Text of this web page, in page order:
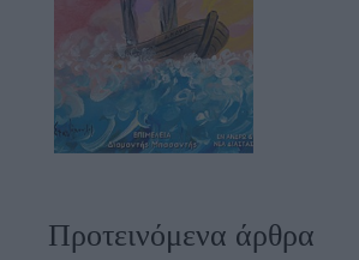
Προτεινόμενα άρθρα